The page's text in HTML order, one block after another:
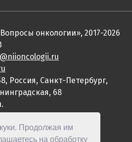
Продолжая им
на обработку
онкологии», 2017-2026
Россия, Санкт-Петербург,
68